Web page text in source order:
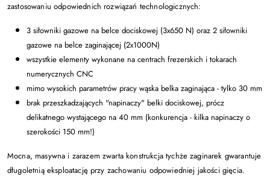
zastosowaniu odpowiednich rozwiązań technologicznych:
3 siłowniki gazowe na belce dociskowej (3x650 N) oraz 2 siłowniki
gazowe na belce zaginającej (2x1000N)
wszystkie elementy wykonane na centrach frezerskich i tokarach
numerycznych CNC
mimo wysokich parametrów pracy wąska belka zaginająca - tylko 30 mm
brak przeszkadzających "napinaczy" belki dociskowej, prócz
delikatnego wystającego na 40 mm (konkurencja - kilka napinaczy o
szerokości 150 mm!)
Mocna, masywna i zarazem zwarta konstrukcja tychże zaginarek gwarantuje
długoletnią eksploatację przy zachowaniu odpowiedniej jakości gięcia.